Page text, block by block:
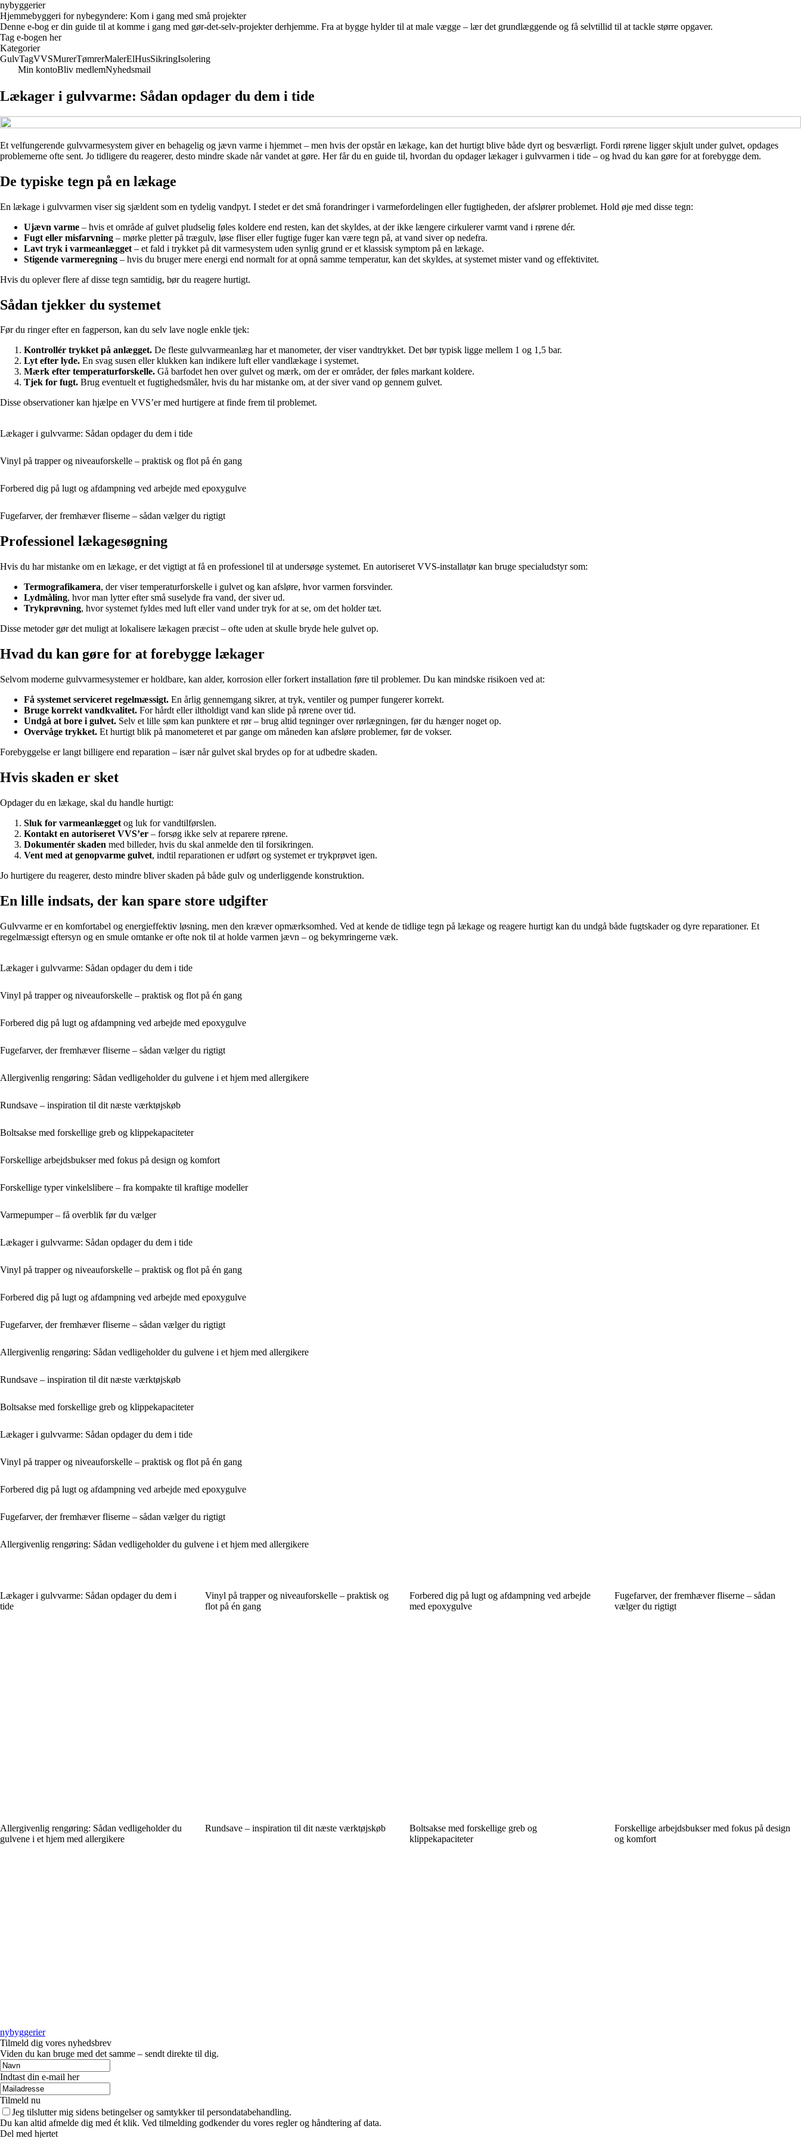
nybyggerier
Hjemmebyggeri for nybegyndere: Kom i gang med små projekter
Denne e-bog er din guide til at komme i gang med gør-det-selv-projekter derhjemme. Fra at bygge hylder til at male vægge – lær det grundlæggende og få selvtillid til at tackle større opgaver.
Tag e-bogen her
Kategorier
GulvTagVVSMurerTømrerMalerElHusSikringIsolering
Min kontoBliv medlemNyhedsmail
Lækager i gulvvarme: Sådan opdager du dem i tide
Et velfungerende gulvvarmesystem giver en behagelig og jævn varme i hjemmet – men hvis der opstår en lækage, kan det hurtigt blive både dyrt og besværligt. Fordi rørene ligger skjult under gulvet, opdages
problemerne ofte sent. Jo tidligere du reagerer, desto mindre skade når vandet at gøre. Her får du en guide til, hvordan du opdager lækager i gulvvarmen i tide – og hvad du kan gøre for at forebygge dem.
De typiske tegn på en lækage
En lækage i gulvvarmen viser sig sjældent som en tydelig vandpyt. I stedet er det små forandringer i varmefordelingen eller fugtigheden, der afslører problemet. Hold øje med disse tegn:
Ujævn varme – hvis et område af gulvet pludselig føles koldere end resten, kan det skyldes, at der ikke længere cirkulerer varmt vand i rørene dér.
Fugt eller misfarvning – mørke pletter på trægulv, løse fliser eller fugtige fuger kan være tegn på, at vand siver op nedefra.
Lavt tryk i varmeanlægget – et fald i trykket på dit varmesystem uden synlig grund er et klassisk symptom på en lækage.
Stigende varmeregning – hvis du bruger mere energi end normalt for at opnå samme temperatur, kan det skyldes, at systemet mister vand og effektivitet.
Hvis du oplever flere af disse tegn samtidig, bør du reagere hurtigt.
Sådan tjekker du systemet
Før du ringer efter en fagperson, kan du selv lave nogle enkle tjek:
Kontrollér trykket på anlægget. De fleste gulvvarmeanlæg har et manometer, der viser vandtrykket. Det bør typisk ligge mellem 1 og 1,5 bar.
Lyt efter lyde. En svag susen eller klukken kan indikere luft eller vandlækage i systemet.
Mærk efter temperaturforskelle. Gå barfodet hen over gulvet og mærk, om der er områder, der føles markant koldere.
Tjek for fugt. Brug eventuelt et fugtighedsmåler, hvis du har mistanke om, at der siver vand op gennem gulvet.
Disse observationer kan hjælpe en VVS’er med hurtigere at finde frem til problemet.
Lækager i gulvvarme: Sådan opdager du dem i tide
Vinyl på trapper og niveauforskelle – praktisk og flot på én gang
Forbered dig på lugt og afdampning ved arbejde med epoxygulve
Fugefarver, der fremhæver fliserne – sådan vælger du rigtigt
Professionel lækagesøgning
Hvis du har mistanke om en lækage, er det vigtigt at få en professionel til at undersøge systemet. En autoriseret VVS-installatør kan bruge specialudstyr som:
Termografikamera, der viser temperaturforskelle i gulvet og kan afsløre, hvor varmen forsvinder.
Lydmåling, hvor man lytter efter små suselyde fra vand, der siver ud.
Trykprøvning, hvor systemet fyldes med luft eller vand under tryk for at se, om det holder tæt.
Disse metoder gør det muligt at lokalisere lækagen præcist – ofte uden at skulle bryde hele gulvet op.
Hvad du kan gøre for at forebygge lækager
Selvom moderne gulvvarmesystemer er holdbare, kan alder, korrosion eller forkert installation føre til problemer. Du kan mindske risikoen ved at:
Få systemet serviceret regelmæssigt. En årlig gennemgang sikrer, at tryk, ventiler og pumper fungerer korrekt.
Bruge korrekt vandkvalitet. For hårdt eller iltholdigt vand kan slide på rørene over tid.
Undgå at bore i gulvet. Selv et lille søm kan punktere et rør – brug altid tegninger over rørlægningen, før du hænger noget op.
Overvåge trykket. Et hurtigt blik på manometeret et par gange om måneden kan afsløre problemer, før de vokser.
Forebyggelse er langt billigere end reparation – især når gulvet skal brydes op for at udbedre skaden.
Hvis skaden er sket
Opdager du en lækage, skal du handle hurtigt:
Sluk for varmeanlægget og luk for vandtilførslen.
Kontakt en autoriseret VVS’er – forsøg ikke selv at reparere rørene.
Dokumentér skaden med billeder, hvis du skal anmelde den til forsikringen.
Vent med at genopvarme gulvet, indtil reparationen er udført og systemet er trykprøvet igen.
Jo hurtigere du reagerer, desto mindre bliver skaden på både gulv og underliggende konstruktion.
En lille indsats, der kan spare store udgifter
Gulvvarme er en komfortabel og energieffektiv løsning, men den kræver opmærksomhed. Ved at kende de tidlige tegn på lækage og reagere hurtigt kan du undgå både fugtskader og dyre reparationer. Et
regelmæssigt eftersyn og en smule omtanke er ofte nok til at holde varmen jævn – og bekymringerne væk.
Lækager i gulvvarme: Sådan opdager du dem i tide
Vinyl på trapper og niveauforskelle – praktisk og flot på én gang
Forbered dig på lugt og afdampning ved arbejde med epoxygulve
Fugefarver, der fremhæver fliserne – sådan vælger du rigtigt
Allergivenlig rengøring: Sådan vedligeholder du gulvene i et hjem med allergikere
Rundsave – inspiration til dit næste værktøjskøb
Boltsakse med forskellige greb og klippekapaciteter
Forskellige arbejdsbukser med fokus på design og komfort
Forskellige typer vinkelslibere – fra kompakte til kraftige modeller
Varmepumper – få overblik før du vælger
Lækager i gulvvarme: Sådan opdager du dem i tide
Vinyl på trapper og niveauforskelle – praktisk og flot på én gang
Forbered dig på lugt og afdampning ved arbejde med epoxygulve
Fugefarver, der fremhæver fliserne – sådan vælger du rigtigt
Allergivenlig rengøring: Sådan vedligeholder du gulvene i et hjem med allergikere
Rundsave – inspiration til dit næste værktøjskøb
Boltsakse med forskellige greb og klippekapaciteter
Lækager i gulvvarme: Sådan opdager du dem i tide
Vinyl på trapper og niveauforskelle – praktisk og flot på én gang
Forbered dig på lugt og afdampning ved arbejde med epoxygulve
Fugefarver, der fremhæver fliserne – sådan vælger du rigtigt
Allergivenlig rengøring: Sådan vedligeholder du gulvene i et hjem med allergikere
Lækager i gulvvarme: Sådan opdager du dem i
tide
Vinyl på trapper og niveauforskelle – praktisk og
flot på én gang
Forbered dig på lugt og afdampning ved arbejde
med epoxygulve
Fugefarver, der fremhæver fliserne – sådan
vælger du rigtigt
Allergivenlig rengøring: Sådan vedligeholder du
gulvene i et hjem med allergikere
Rundsave – inspiration til dit næste værktøjskøb
Boltsakse med forskellige greb og
klippekapaciteter
Forskellige arbejdsbukser med fokus på design
og komfort
nybyggerier
Tilmeld dig vores nyhedsbrev
Viden du kan bruge med det samme – sendt direkte til dig.
Indtast din e-mail her
Tilmeld nu
Jeg tilslutter mig sidens betingelser og samtykker til persondatabehandling.
Du kan altid afmelde dig med ét klik. Ved tilmelding godkender du vores regler og håndtering af data.
Del med hjertet